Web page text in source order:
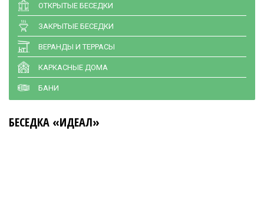
Навесы и беседки
Медиа
Отзывы
Статьи
ОТКРЫТЫЕ БЕСЕДКИ
ЗАКРЫТЫЕ БЕСЕДКИ
ВЕРАНДЫ И ТЕРРАСЫ
КАРКАСНЫЕ ДОМА
БАНИ
БЕСЕДКА «ИДЕАЛ»